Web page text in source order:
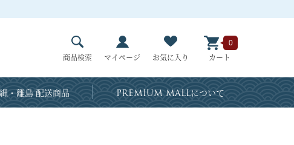
商品検索 マイページ お気に入り カート
0
・離島 配送商品 PREMIUM MALLについて